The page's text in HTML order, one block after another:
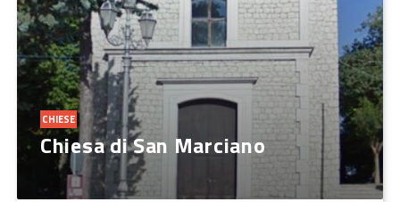
CHIESE
Chiesa di San Marciano